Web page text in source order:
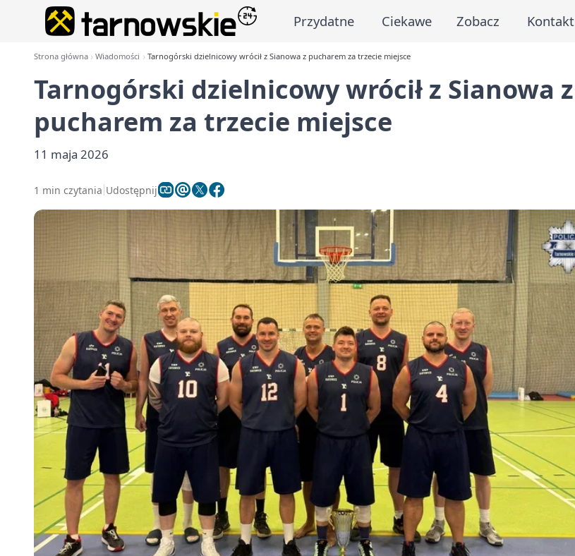
Przydatne Ciekawe Zobacz Kontakt
Strona główna Wiadomości Tarnogórski dzielnicowy wrócił z Sianowa z pucharem za trzecie miejsce
Tarnogórski dzielnicowy wrócił z Sianowa z
pucharem za trzecie miejsce
11 maja 2026
1 min czytania Udostępnij